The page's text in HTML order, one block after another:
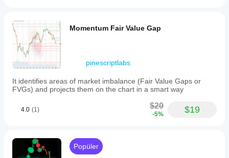
Momentum Fair Value Gap
pinescriptlabs
It identifies areas of market imbalance (Fair Value Gaps or
FVGs) and projects them on the chart in a smart way
4.0 (1) $20
-5% $19
Popüler